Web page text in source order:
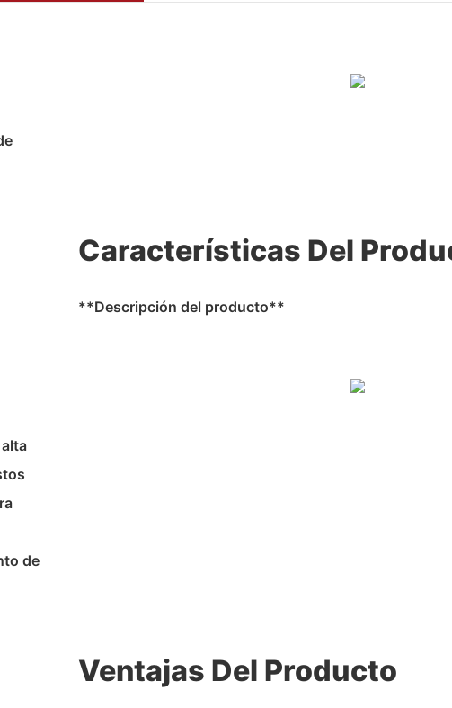
Características Del
**Descripción del producto**
de
Ventajas Del Producto